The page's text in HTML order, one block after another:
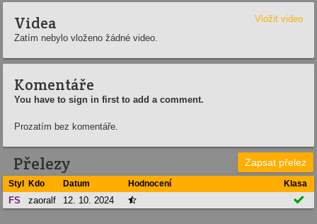
Videa
Vložit video
Zatím nebylo vloženo žádné video.
Komentáře
You have to sign in first to add a comment.
Prozatím bez komentáře.
Přelezy Zapsat přelez
Styl Kdo Datum Hodnocení Klasa
FS zaoralf 12. 10. 2024  